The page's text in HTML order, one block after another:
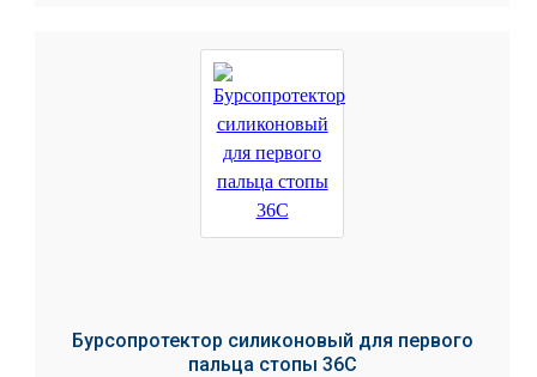
Бурсопротектор силиконовый для первого
пальца стопы 36С